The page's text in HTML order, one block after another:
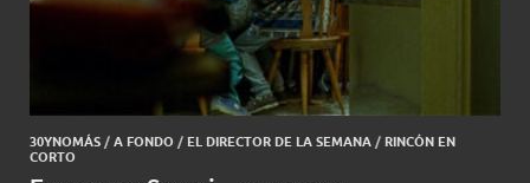
30YNOMÁS / A FONDO / EL DIRECTOR DE LA SEMANA / RINCÓN EN
CORTO